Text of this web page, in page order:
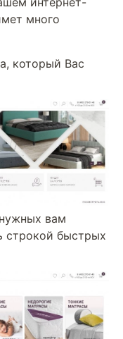
много
который Вас
вам
строкой быстрых